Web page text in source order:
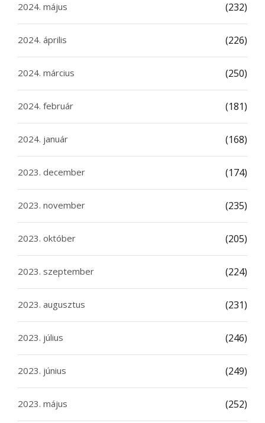
2024. május (232)
2024. április (226)
2024. március (250)
2024. február (181)
2024. január (168)
2023. december (174)
2023. november (235)
2023. október (205)
2023. szeptember (224)
2023. augusztus (231)
2023. július (246)
2023. június (249)
2023. május (252)